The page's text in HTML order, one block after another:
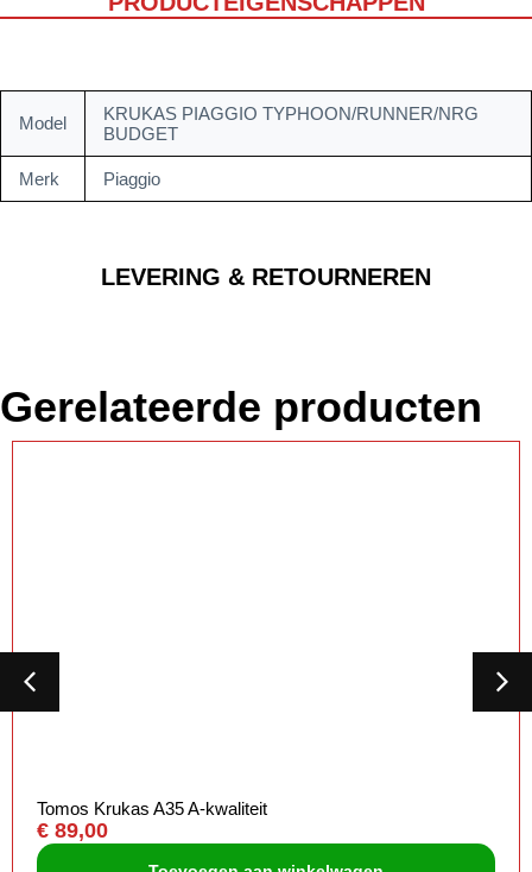
LEVERING & RETOURNEREN
Model
KRUKAS PIAGGIO TYPHOON/RUNNER/NRG
BUDGET
Merk Piaggio
Gerelateerde producten
Tomos Krukas A35 A-kwaliteit
€ 89,00